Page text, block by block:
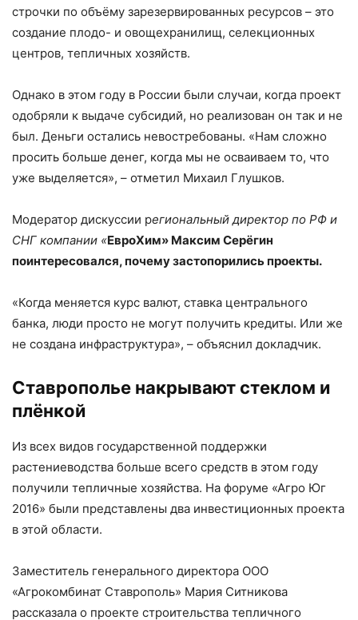
строчки по объёму зарезервированных ресурсов – это
создание плодо- и овощехранилищ, селекционных
центров, тепличных хозяйств.
Однако в этом году в России были случаи, когда проект
одобряли к выдаче субсидий, но реализован он так и не
был. Деньги остались невостребованы. «Нам сложно
просить больше денег, когда мы не осваиваем то, что
уже выделяется», – отметил Михаил Глушков.
Модератор дискуссии региональный директор по РФ и
СНГ компании «ЕвроХим» Максим Серёгин
поинтересовался, почему застопорились проекты.
«Когда меняется курс валют, ставка центрального
банка, люди просто не могут получить кредиты. Или же
не создана инфраструктура», – объяснил докладчик.
Ставрополье накрывают стеклом и
плёнкой
Из всех видов государственной поддержки
растениеводства больше всего средств в этом году
получили тепличные хозяйства. На форуме «Агро Юг
2016» были представлены два инвестиционных проекта
в этой области.
Заместитель генерального директора ООО
«Агрокомбинат Ставрополь» Мария Ситникова
рассказала о проекте строительства тепличного